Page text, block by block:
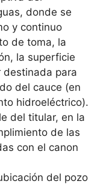
donde se
y continuo
de toma, la
la superficie
destinada para
del cauce (en
hidroeléctrico).
del titular, en la
de las
con el canon
del pozo